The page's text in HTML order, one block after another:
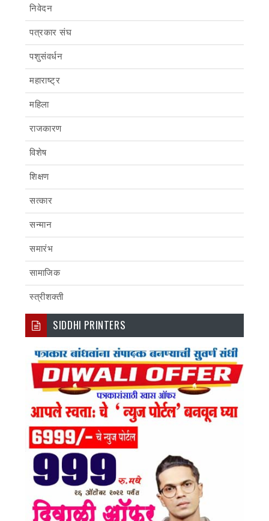
निवेदन
पत्रकार संघ
पशुसंवर्धन
महाराष्ट्र
महिला
राजकारण
विशेष
शिक्षण
सत्कार
सन्मान
समारंभ
सामाजिक
स्त्रीशक्ती
SIDDHI PRINTERS